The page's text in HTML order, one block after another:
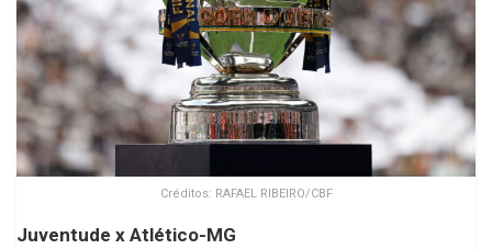
Créditos: RAFAEL RIBEIRO/CBF
Juventude x Atlético-MG